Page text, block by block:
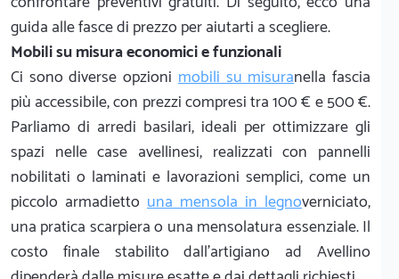
guida alle fasce di prezzo per aiutarti a scegliere.
Mobili su misura economici e funzionali
Ci sono diverse opzionimobili su misuranella fascia
più accessibile, con prezzi compresi tra 100 € e 500 €.
Parliamo di arredi basilari, ideali per ottimizzare gli
spazi nelle case avellinesi, realizzati con pannelli
nobilitati o laminati e lavorazioni semplici, come un
piccolo armadietto una mensola in legnoverniciato,
una pratica scarpiera o una mensolatura essenziale. Il
costo finale stabilito dall'artigiano ad Avellino